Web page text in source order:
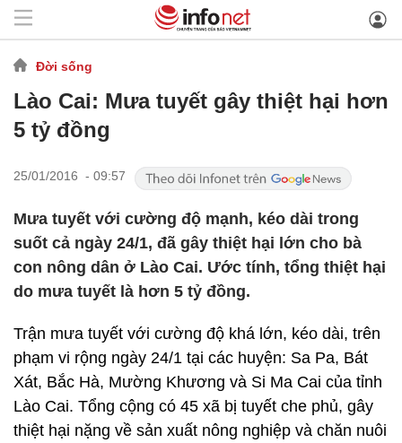
Đời sống
Lào Cai: Mưa tuyết gây thiệt hại hơn
5 tỷ đồng
25/01/2016 - 09:57
Mưa tuyết với cường độ mạnh, kéo dài trong
suốt cả ngày 24/1, đã gây thiệt hại lớn cho bà
con nông dân ở Lào Cai. Ước tính, tổng thiệt hại
do mưa tuyết là hơn 5 tỷ đồng.
Trận mưa tuyết với cường độ khá lớn, kéo dài, trên
phạm vi rộng ngày 24/1 tại các huyện: Sa Pa, Bát
Xát, Bắc Hà, Mường Khương và Si Ma Cai của tỉnh
Lào Cai. Tổng cộng có 45 xã bị tuyết che phủ, gây
thiệt hại nặng về sản xuất nông nghiệp và chăn nuôi